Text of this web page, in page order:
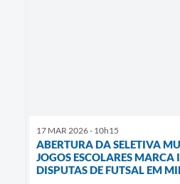
17 MAR 2026 - 10h15
ABERTURA DA SELETIVA
JOGOS ESCOLARES MARCA
DISPUTAS DE FUTSAL EM